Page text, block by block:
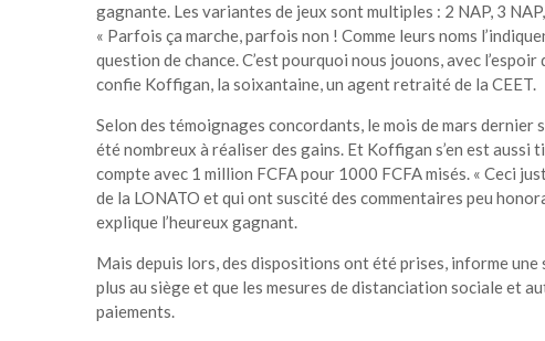
gagnante. Les variantes de jeux sont multiples : 2 NAP, 3
« Parfois ça marche, parfois non ! Comme leurs noms
question de chance. C’est pourquoi nous jouons, avec
confie Koffigan, la soixantaine, un agent retraité de la CEET.
Selon des témoignages concordants, le mois de mars
été nombreux à réaliser des gains. Et Koffigan s’en est aussi
compte avec 1 million FCFA pour 1000 FCFA misés. « Ceci
de la LONATO et qui ont suscité des commentaires peu
explique l’heureux gagnant.
Mais depuis lors, des dispositions ont été prises, informe
plus au siège et que les mesures de distanciation sociale et
paiements.